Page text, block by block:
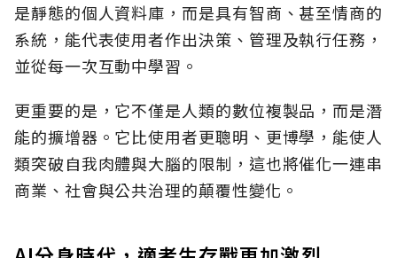
是靜態的個人資料庫，而是具有智商、甚至情商的
系統，能代表使用者作出決策、管理及執行任務，
並從每一次互動中學習。
更重要的是，它不僅是人類的數位複製品，而是潛
能的擴增器。它比使用者更聰明、更博學，能使人
類突破自我肉體與大腦的限制，這也將催化一連串
商業、社會與公共治理的顛覆性變化。